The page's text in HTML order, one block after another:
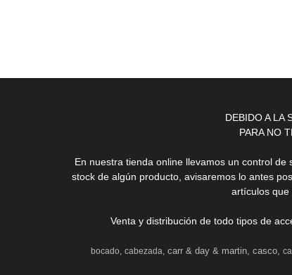
DEBIDO A LA
PARA NO
En nuestra tienda online llevamos un control
stock de algún producto, avisaremos lo antes
artículos que
Venta y distribución de todo tipos de
bocado cabezada carr & day & martin casco